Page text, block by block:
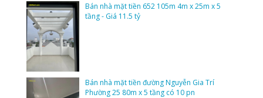
Bán nhà mặt tiền 652 105m 4m x 25m x 5
tầng - Giá 11.5 tỷ
Bán nhà mặt tiền đường Nguyễn Gia Trí
Phường 25 80m x 5 tầng có 10 pn